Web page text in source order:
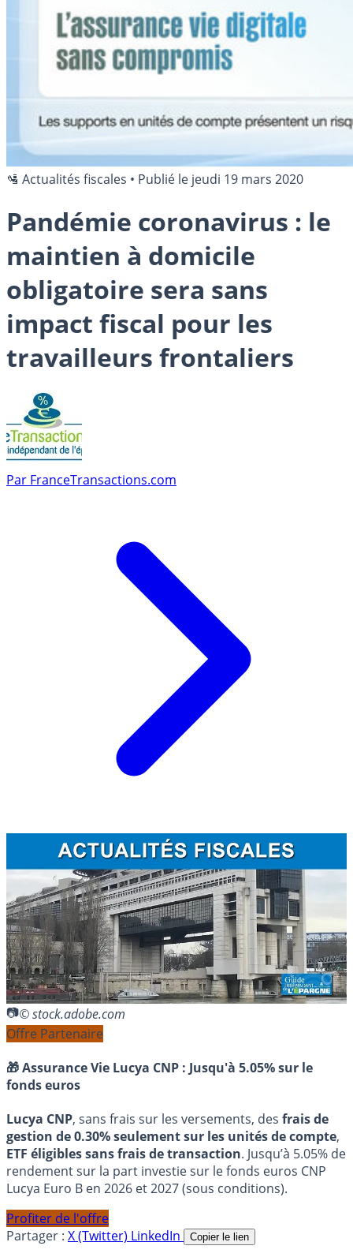
🛂 Actualités fiscales • Publié le jeudi 19 mars 2020
Pandémie coronavirus : le
maintien à domicile
obligatoire sera sans
impact fiscal pour les
travailleurs frontaliers
Par FranceTransactions.com
© stock.adobe.com
Offre Partenaire
🎁 Assurance Vie Lucya CNP : Jusqu'à 5.05% sur le
fonds euros
Lucya CNP, sans frais sur les versements, des frais de
gestion de 0.30% seulement sur les unités de compte,
ETF éligibles sans frais de transaction. Jusqu’à 5.05% de
rendement sur la part investie sur le fonds euros CNP
Lucya Euro B en 2026 et 2027 (sous conditions).
Profiter de l'offre
Partager : X (Twitter) LinkedIn Copier le lien